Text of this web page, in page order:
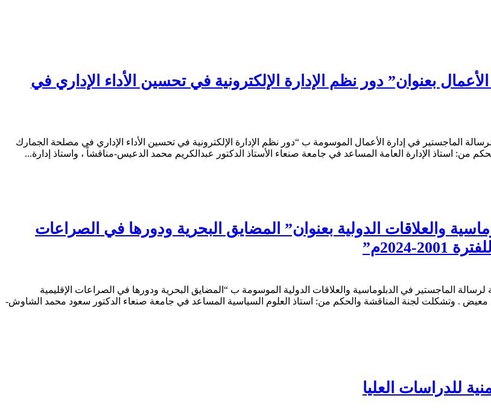
بعنوان” دور نظم الإدارة الإلكترونية في تحسين الأداء الإداري في
يوم الثلاثاء الموافق 26-11- 2024م المناقشة العلنية لرسالة الماجستير في إدارة الأعمال الموسومة ب “دور نظم الإدارة الإلكترونية في تحسين الأداء الإداري في مصلحة الجمارك
من: استاذ الإدارة العامة المساعد في جامعة صنعاء الأستاذ الدكتور عبدالكريم محمد الدعيس-مناقشاً ، واستاذ إدارة...
والعلاقات الدولية بعنوان” المضايق البحرية ودورها في الصراعات
يوم الخميس الموافق 07-11- 2024م المناقشة العلنية لرسالة الماجستير في الدبلوماسية والعلاقات الدولية الموسومة ب “المضايق البحرية ودورها في الصراعات الإقليمية
للفترة 2001-2024م” للباحث/رسام حسين معيض . وتشكلت لجنة المناقشة والحكم من: استاذ العلوم السياسية المساعد في جامعة صنعاء الدكتور سعود محمد الشاوش-
للدراسات العليا